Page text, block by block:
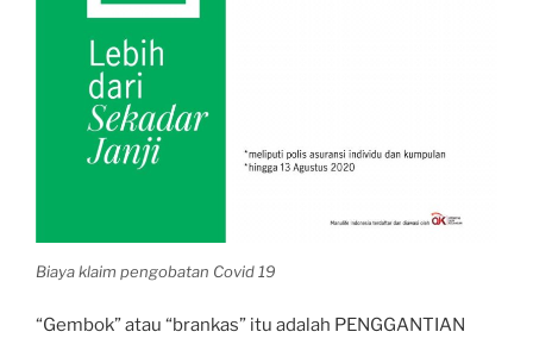
Biaya klaim pengobatan Covid 19
“Gembok” atau “brankas” itu adalah PENGGANTIAN